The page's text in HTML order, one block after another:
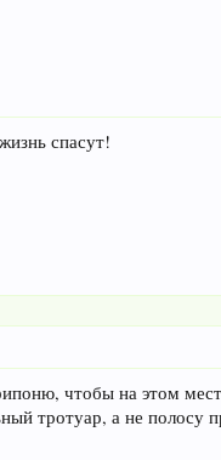
спасут!
чтобы на этом
тротуар, а не полосу